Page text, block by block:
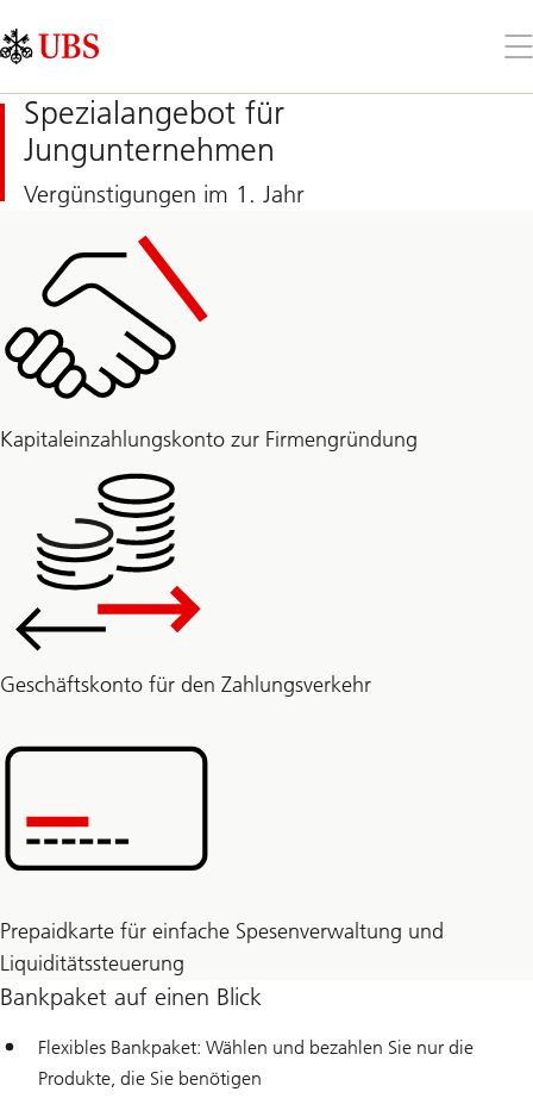
Links
Area
Sie
Spezialangebot für
Jungunternehmen
Vergünstigungen im 1. Jahr
Kapitaleinzahlungskonto zur Firmengründung
Geschäftskonto für den Zahlungsverkehr
Prepaidkarte für einfache Spesenverwaltung und
Liquiditätssteuerung
Bankpaket auf einen Blick
Flexibles Bankpaket: Wählen und bezahlen Sie nur die
Produkte, die Sie benötigen